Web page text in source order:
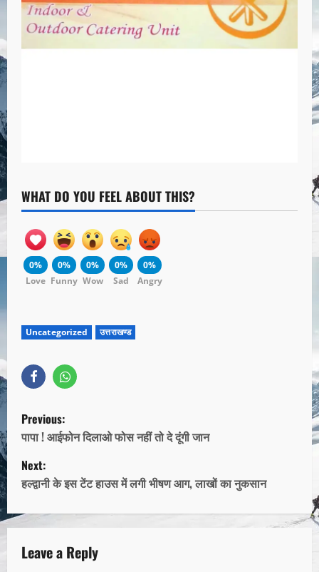
WHAT DO YOU FEEL ABOUT THIS?
0%
Love
0%
Funny
0%
Wow
0%
Sad
0%
Angry
Uncategorized उत्तराखण्ड
Previous:
पापा ! आईफोन दिलाओ फोस नहीं तो दे दूंगी जान
Next:
हल्द्वानी के इस टेंट हाउस में लगी भीषण आग, लाखों का नुकसान
Leave a Reply